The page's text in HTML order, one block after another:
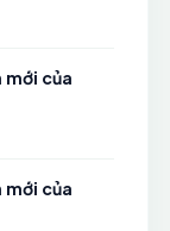
của
của